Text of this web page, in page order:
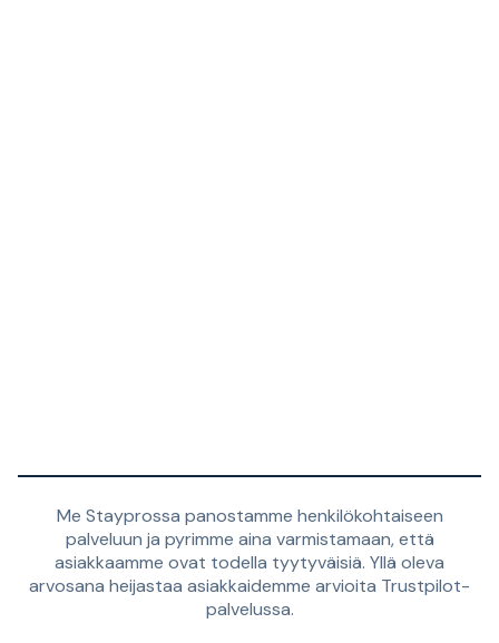
Me Stayprossa panostamme henkilökohtaiseen
palveluun ja pyrimme aina varmistamaan, että
asiakkaamme ovat todella tyytyväisiä. Yllä oleva
arvosana heijastaa asiakkaidemme arvioita Trustpilot-
palvelussa.